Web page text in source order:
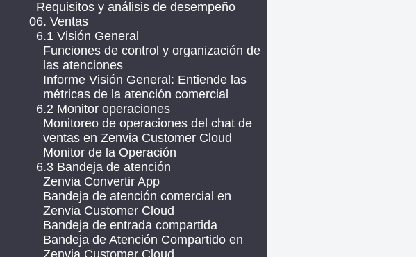
Requisitos y análisis de desempeño
06. Ventas
6.1 Visión General
Funciones de control y organización de
las atenciones
Informe Visión General: Entiende las
métricas de la atención comercial
6.2 Monitor operaciones
Monitoreo de operaciones del chat de
ventas en Zenvia Customer Cloud
Monitor de la Operación
6.3 Bandeja de atención
Zenvia Convertir App
Bandeja de atención comercial en
Zenvia Customer Cloud
Bandeja de entrada compartida
Bandeja de Atención Compartido en
Zenvia Customer Cloud